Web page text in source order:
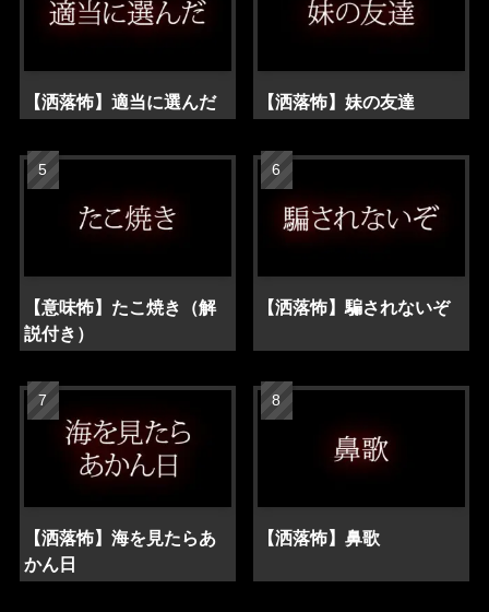
【洒落怖】適当に選んだ 【洒落怖】妹の友達
【意味怖】たこ焼き（解
説付き）
【洒落怖】騙されないぞ
【洒落怖】海を見たらあ
かん日
【洒落怖】鼻歌